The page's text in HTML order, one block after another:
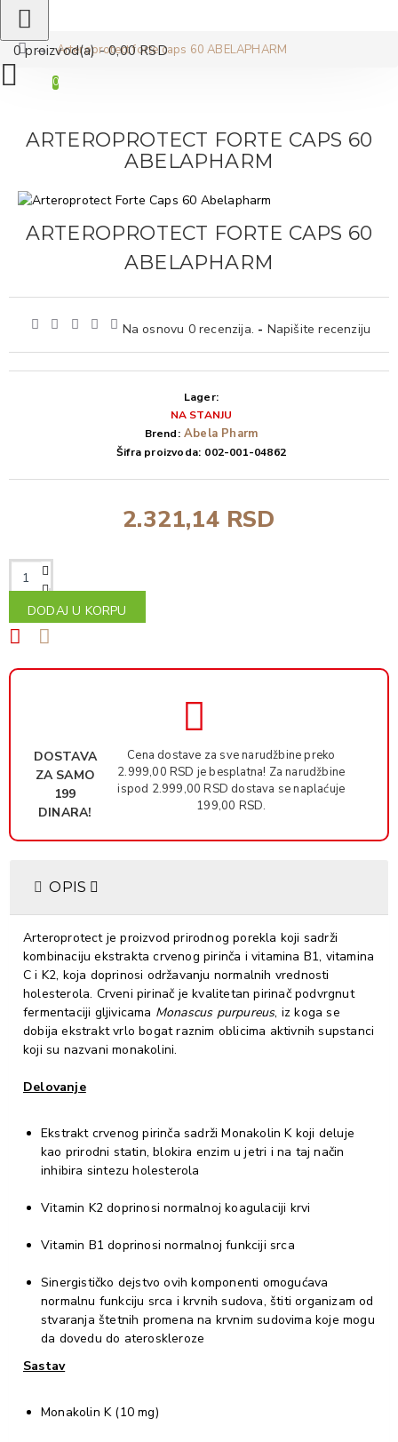
0 proizvod(a) - 0,00 RSD
0
Arteroprotect forte caps 60 ABELAPHARM
ARTEROPROTECT FORTE CAPS 60
ABELAPHARM
ARTEROPROTECT FORTE CAPS 60
ABELAPHARM
Na osnovu 0 recenzija. - Napišite recenziju
2.321,14 RSD
Lager:
NA STANJU
Brend: Abela Pharm
Šifra proizvoda: 002-001-04862
DODAJ U KORPU
DOSTAVA
ZA SAMO
199
DINARA!
Cena dostave za sve narudžbine preko
2.999,00 RSD je besplatna! Za narudžbine
ispod 2.999,00 RSD dostava se naplaćuje
199,00 RSD.
OPIS
Arteroprotect je proizvod prirodnog porekla koji sadrži
kombinaciju ekstrakta crvenog pirinča i vitamina B1, vitamina
C i K2, koja doprinosi održavanju normalnih vrednosti
holesterola. Crveni pirinač je kvalitetan pirinač podvrgnut
fermentaciji gljivicama Monascus purpureus, iz koga se
dobija ekstrakt vrlo bogat raznim oblicima aktivnih supstanci
koji su nazvani monakolini.
Delovanje
Ekstrakt crvenog pirinča sadrži Monakolin K koji deluje
kao prirodni statin, blokira enzim u jetri i na taj način
inhibira sintezu holesterola
Vitamin K2 doprinosi normalnoj koagulaciji krvi
Vitamin B1 doprinosi normalnoj funkciji srca
Sinergističko dejstvo ovih komponenti omogućava
normalnu funkciju srca i krvnih sudova, štiti organizam od
stvaranja štetnih promena na krvnim sudovima koje mogu
da dovedu do ateroskleroze
Sastav
Monakolin K (10 mg)